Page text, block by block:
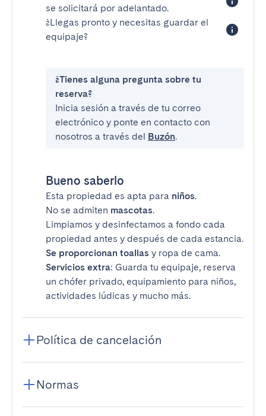
se solicitará por adelantado.
¿Llegas pronto y necesitas guardar el
equipaje?
¿Tienes alguna pregunta sobre tu
reserva?
Inicia sesión a través de tu correo
electrónico y ponte en contacto con
nosotros a través del Buzón.
Bueno saberlo
Esta propiedad es apta para niños.
No se admiten mascotas.
Limpiamos y desinfectamos a fondo cada
propiedad antes y después de cada estancia.
Se proporcionan toallas y ropa de cama.
Servicios extra: Guarda tu equipaje, reserva
un chófer privado, equipamiento para niños,
actividades lúdicas y mucho más.
Política de cancelación
Normas